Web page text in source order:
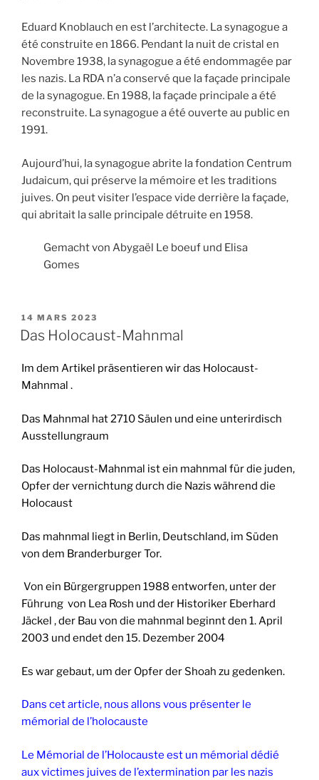
Eduard Knoblauch en est l’architecte. La synagogue a
été construite en 1866. Pendant la nuit de cristal en
Novembre 1938, la synagogue a été endommagée par
les nazis. La RDA n’a conservé que la façade principale
de la synagogue. En 1988, la façade principale a été
reconstruite. La synagogue a été ouverte au public en
1991.
Aujourd’hui, la synagogue abrite la fondation Centrum
Judaicum, qui préserve la mémoire et les traditions
juives. On peut visiter l’espace vide derrière la façade,
qui abritait la salle principale détruite en 1958.
Gemacht von Abygaël Le boeuf und Elisa
Gomes
PUBLIÉ
LE
14 MARS 2023
Das Holocaust-Mahnmal
Im dem Artikel präsentieren wir das Holocaust-
Mahnmal .
Das Mahnmal hat 2710 Säulen und eine unterirdisch
Ausstellungraum
Das Holocaust-Mahnmal ist ein mahnmal für die juden,
Opfer der vernichtung durch die Nazis während die
Holocaust
Das mahnmal liegt in Berlin, Deutschland, im Süden
von dem Branderburger Tor.
Von ein Bürgergruppen 1988 entworfen, unter der
Führung von Lea Rosh und der Historiker Eberhard
Jäckel , der Bau von die mahnmal beginnt den 1. April
2003 und endet den 15. Dezember 2004
Es war gebaut, um der Opfer der Shoah zu gedenken.
Dans cet article, nous allons vous présenter le
mémorial de l’holocauste
Le Mémorial de l’Holocauste est un mémorial dédié
aux victimes juives de l’extermination par les nazis